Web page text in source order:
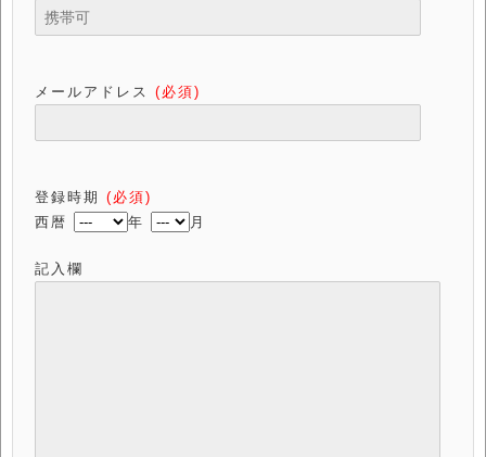
メールアドレス (必須)
登録時期 (必須)
西暦
年 月
記入欄